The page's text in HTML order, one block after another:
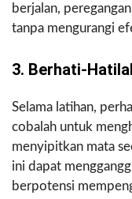
berjalan,
tanpa mengurangi
3. Berhati-
Selama latihan,
cobalah untuk
menyipitkan mata
ini dapat
berpotensi